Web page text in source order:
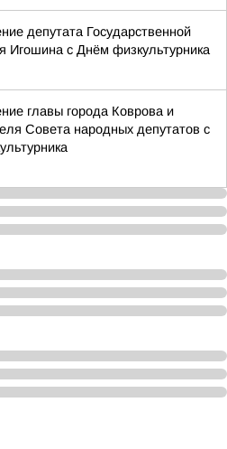
депутата Государственной
Игошина с Днём физкультурника
главы города Коврова и
Совета народных депутатов с